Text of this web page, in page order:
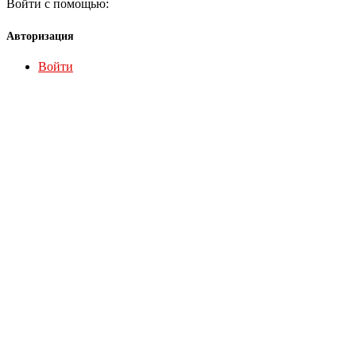
Войти с помощью:
Авторизация
Войти